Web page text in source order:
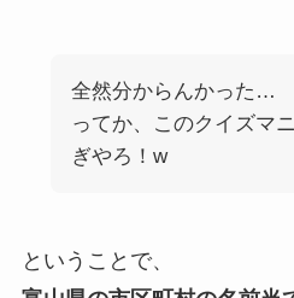
全然分からんかった…
ってか、このクイズマ
ぎやろ！w
ということで、